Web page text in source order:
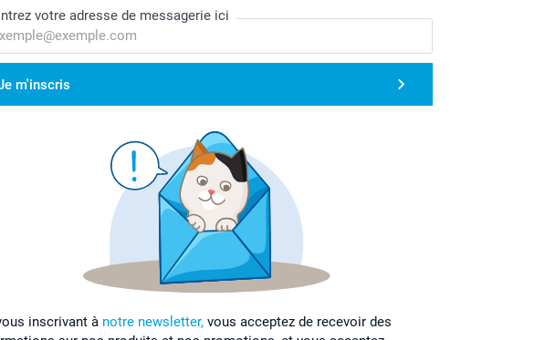
votre adresse de messagerie ici
m'inscris
inscrivant à notre newsletter, vous acceptez de recevoir des